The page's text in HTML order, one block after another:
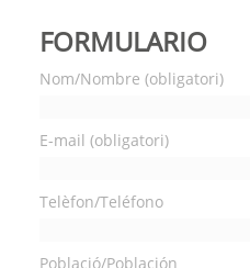
FORMULARIO
Nom/Nombre (obligatori)
E-mail (obligatori)
Telèfon/Teléfono
Població/Población